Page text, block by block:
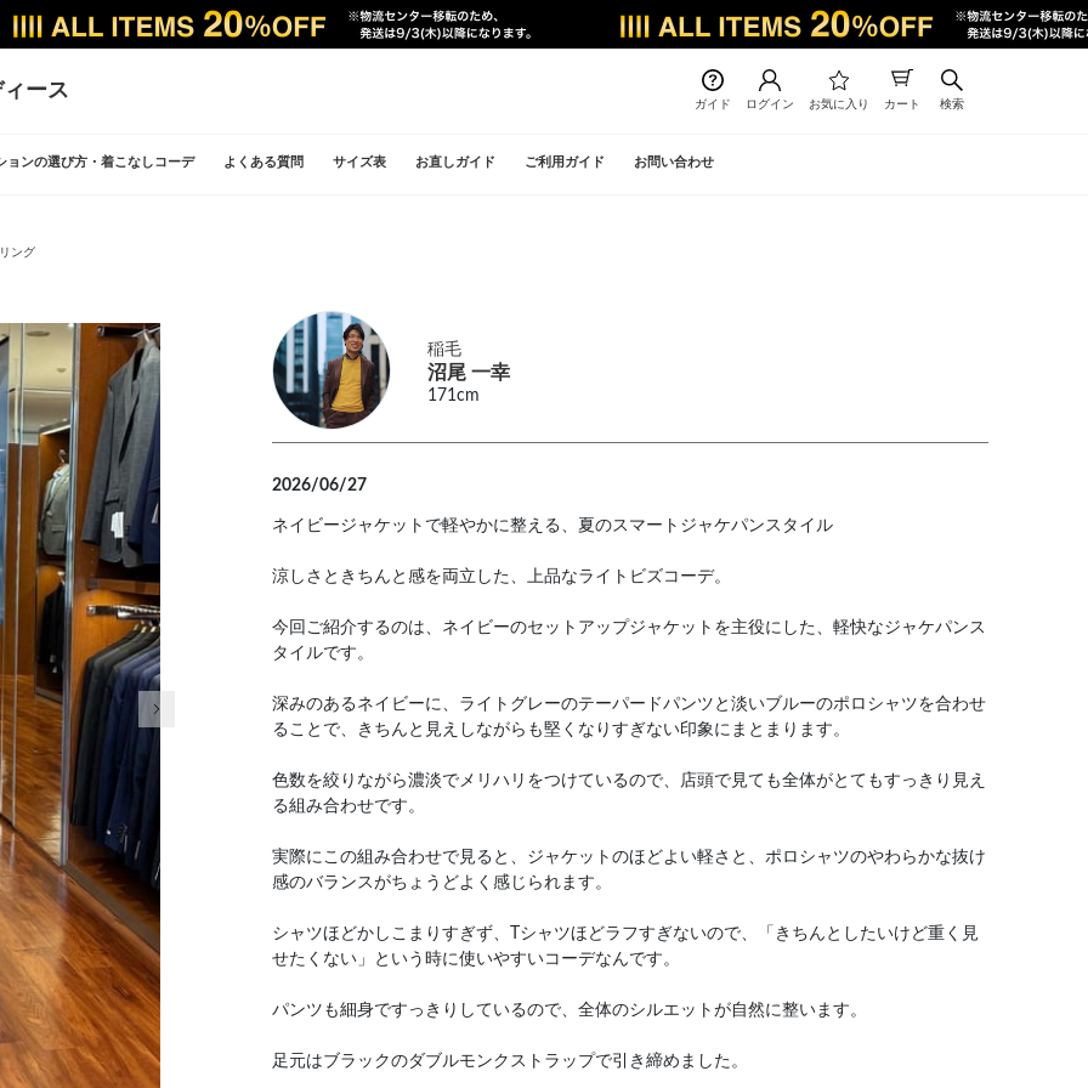
ース
ガイド ログイン お気に入り カート 検索
ョンの選び方・着こなしコーデ よくある質問 サイズ表 お直しガイド ご利用ガイド お問い合わせ
ング
稲毛
沼尾 一幸
171cm
2026/06/27
ネイビージャケットで軽やかに整える、夏のスマートジャケパンスタイル
涼しさときちんと感を両立した、上品なライトビズコーデ。
今回ご紹介するのは、ネイビーのセットアップジャケットを主役にした、軽快なジャケパンス
タイルです。
深みのあるネイビーに、ライトグレーのテーパードパンツと淡いブルーのポロシャツを合わせ
ることで、きちんと見えしながらも堅くなりすぎない印象にまとまります。
色数を絞りながら濃淡でメリハリをつけているので、店頭で見ても全体がとてもすっきり見え
る組み合わせです。
実際にこの組み合わせで見ると、ジャケットのほどよい軽さと、ポロシャツのやわらかな抜け
感のバランスがちょうどよく感じられます。
シャツほどかしこまりすぎず、Tシャツほどラフすぎないので、「きちんとしたいけど重く見
せたくない」という時に使いやすいコーデなんです。
パンツも細身ですっきりしているので、全体のシルエットが自然に整います。
足元はブラックのダブルモンクストラップで引き締めました。